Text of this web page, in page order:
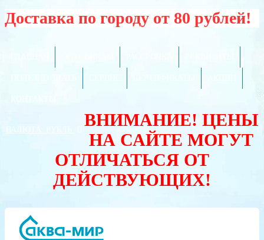
Доставка по городу от 80 рублей!
ВАЛЮТА:
ВНИМАНИЕ! ЦЕНЫ
НА САЙТЕ МОГУТ
ОТЛИЧАТЬСЯ ОТ
ДЕЙСТВУЮЩИХ!